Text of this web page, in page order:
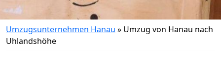
Umzugsunternehmen Hanau » Umzug von Hanau nach
Uhlandshöhe